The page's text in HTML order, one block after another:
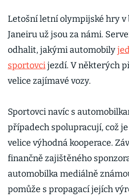
Letošní letní olympijské hry v
Janeiru už jsou za námi.
odhalit, jakými automobily
sportovcijezdí. V některých
velice zajímavé vozy.
Sportovci navíc s
případech spolupracují, což
velice výhodná kooperace.
finančně zajištěného
automobilka mediálně
pomůže s propagací jejích